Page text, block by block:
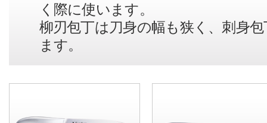
く際に使います。
柳刃包丁は刀身の幅も狭く、刺身
ます。